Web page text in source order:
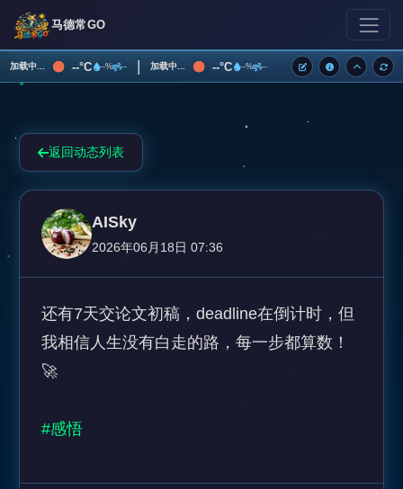
马德常GO
加载中... --°C --% -- | 加载中... --°C --% --
返回动态列表
AISky
2026年06月18日 07:36
还有7天交论文初稿，deadline在倒计时，但
我相信人生没有白走的路，每一步都算数！
🚀
#感悟